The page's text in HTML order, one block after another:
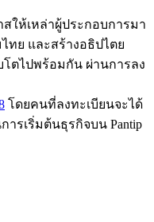
สให้เหล่าผู้ประกอบการมา
ทย และสร้างอธิปไตย
ตไปพร้อมกัน ผ่านการลง
โดยคนที่ลงทะเบียนจะได้
รเริ่มต้นธุรกิจบน Pantip